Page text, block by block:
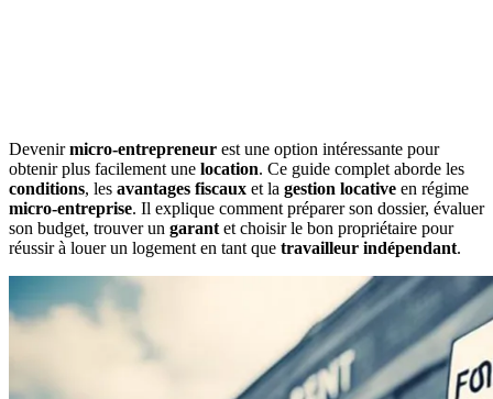
Devenirmicro-entrepreneur est une option intéressante pour
obtenir plus facilement une location. Ce guide complet aborde les
conditions, les avantages fiscaux et la gestion locative en régime
micro-entreprise. Il explique comment préparer son dossier, évaluer
son budget, trouver un garant et choisir le bon propriétaire pour
réussir à louer un logement en tant que travailleur indépendant.